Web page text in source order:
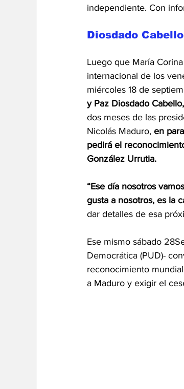
independiente. Con
Diosdado
Luego que María
internacional de los
miércoles 18 de
y Paz Diosdado Cabello,
dos meses de las
Nicolás Maduro, en
pedirá el
González Urrutia.
“Ese día nosotros
gusta a nosotros, es la
dar detalles de esa
Ese mismo sábado
Democrática (PUD)-
reconocimiento
a Maduro y exigir el